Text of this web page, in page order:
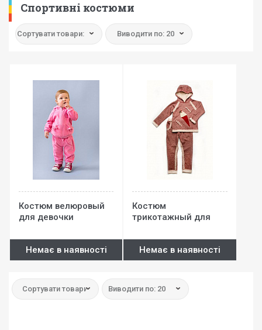
Спортивні костюми
Сортувати товари: Виводити по: 20
Костюм велюровый
для девочки
Немає в наявності
Костюм
трикотажный для
Немає в наявності
Сортувати товари: Виводити по: 20